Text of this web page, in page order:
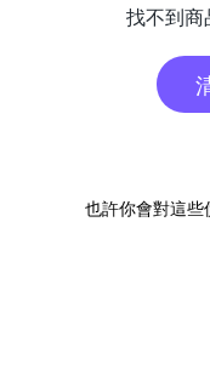
找不到商
也許你會對這些